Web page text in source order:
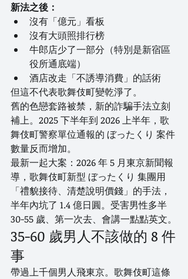
新法之後：
沒有「億元」看板
沒有大頭照排行榜
牛郎店少了一部分（特別是新宿區
役所通底端）
酒店改走「不誘導消費」的話術
但這不代表歌舞伎町變乾淨了。
舊的色戀套路被禁，新的詐騙手法立刻
補上。2025 下半年到 2026 上半年，歌
舞伎町警察單位通報的 ぼったくり 案件
數量反而增加。
最新一起大案：2026 年 5 月東京新聞報
導，歌舞伎町新型 ぼったくり 集團用
「禮貌接待、清楚說明價錢」的手法，
半年內坑了 1.4 億日圓。受害男性多半
30-55 歲、第一次去、會講一點點英文。
35-60 歲男人不該做的 8 件
事
帶過上千個男人飛東京。歌舞伎町這條